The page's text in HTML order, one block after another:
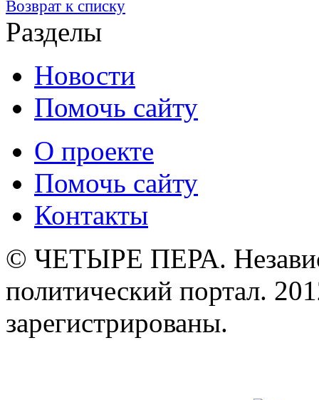
Возврат к списку
Разделы
Новости
Помочь сайту
О проекте
Помочь сайту
Контакты
© ЧЕТЫРЕ ПЕРА.
политический портал.
зарегистрированы.